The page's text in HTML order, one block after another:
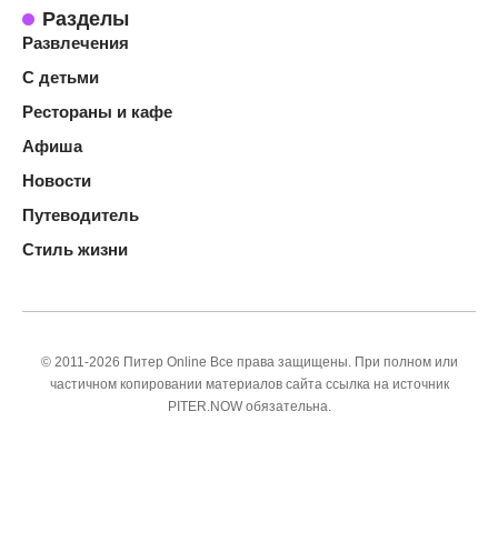
Разделы
Развлечения
С детьми
Рестораны и кафе
Афиша
Новости
Путеводитель
Стиль жизни
© 2011-2026 Питер Online Все права защищены. При полном или
частичном копировании материалов сайта ссылка на источник
PITER.NOW обязательна.